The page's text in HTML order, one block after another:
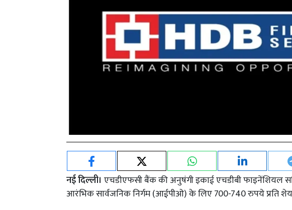
नई दिल्ली। एचडीएफसी बैंक की अनुषंगी इकाई एचडीबी फाइनेंशियल
आरंभिक सार्वजनिक निर्गम (आईपीओ) के लिए 700-740 रुपये प्रति